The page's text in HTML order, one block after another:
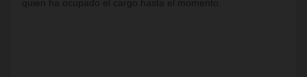
quien ha ocupado el cargo hasta el momento.